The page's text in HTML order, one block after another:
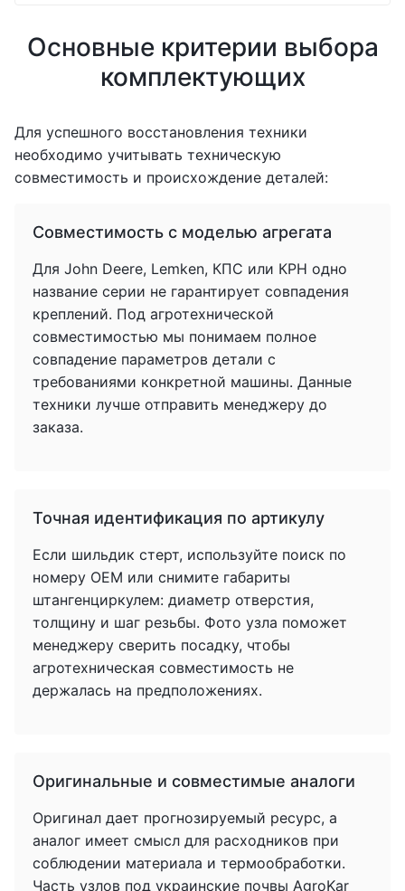
Основные критерии выбора
комплектующих
Для успешного восстановления техники
необходимо учитывать техническую
совместимость и происхождение деталей:
Совместимость с моделью агрегата
Для John Deere, Lemken, КПС или КРН одно
название серии не гарантирует совпадения
креплений. Под агротехнической
совместимостью мы понимаем полное
совпадение параметров детали с
требованиями конкретной машины. Данные
техники лучше отправить менеджеру до
заказа.
Точная идентификация по артикулу
Если шильдик стерт, используйте поиск по
номеру OEM или снимите габариты
штангенциркулем: диаметр отверстия,
толщину и шаг резьбы. Фото узла поможет
менеджеру сверить посадку, чтобы
агротехническая совместимость не
держалась на предположениях.
Оригинальные и совместимые аналоги
Оригинал дает прогнозируемый ресурс, а
аналог имеет смысл для расходников при
соблюдении материала и термообработки.
Часть узлов под украинские почвы AgroKar